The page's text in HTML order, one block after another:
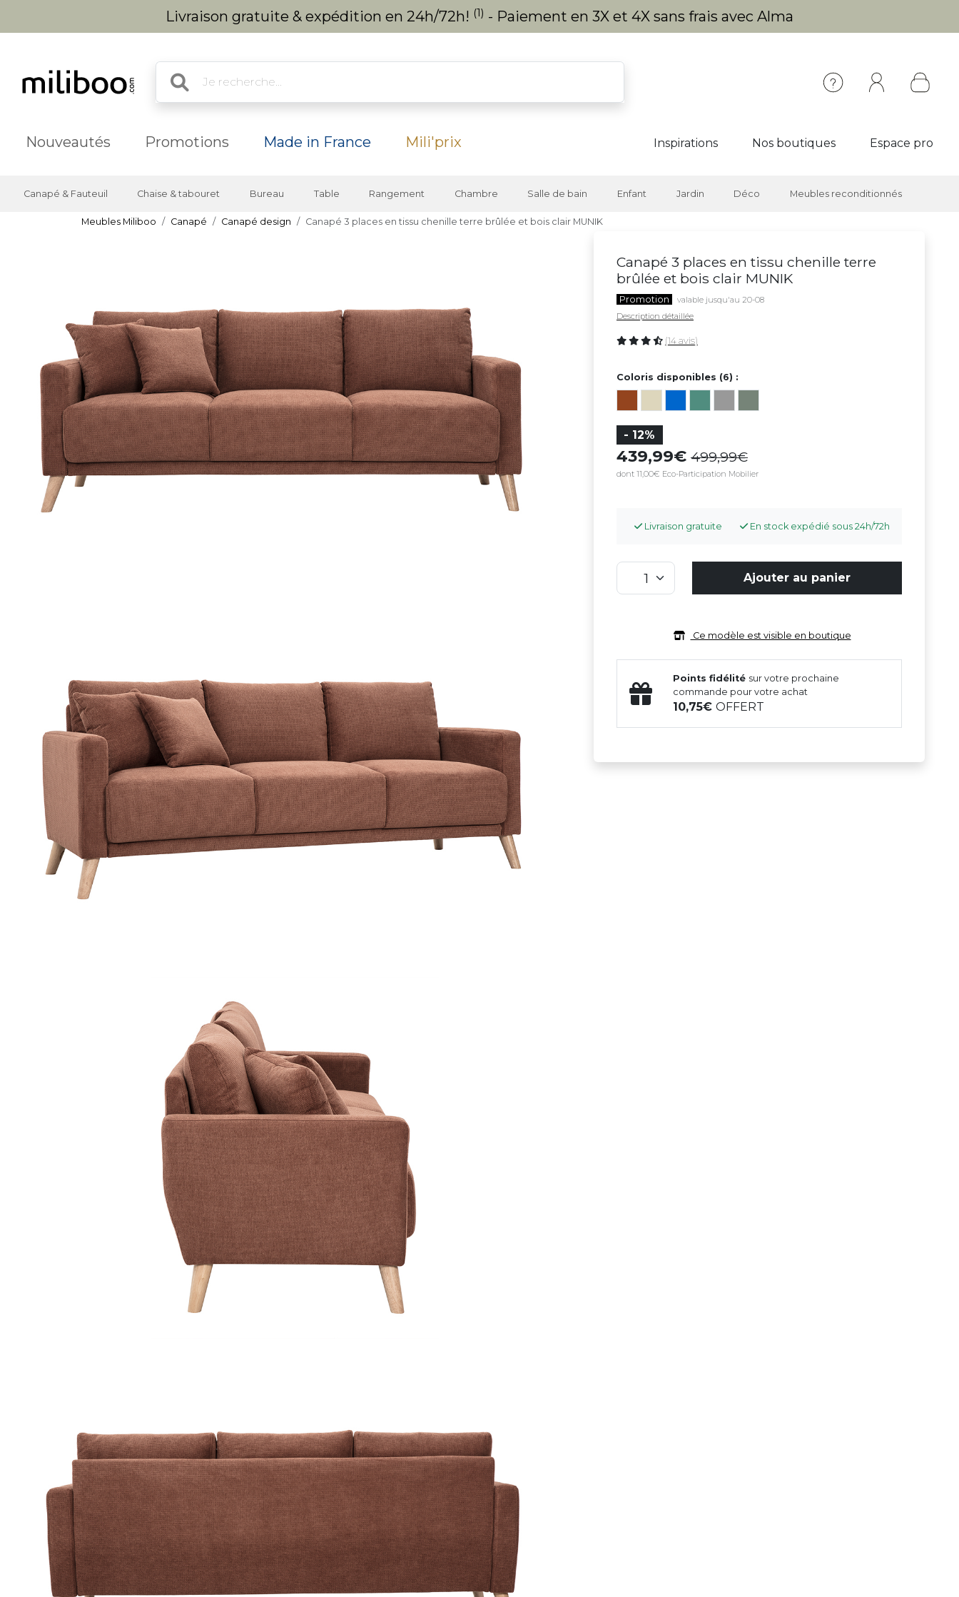
Livraison gratuite & expédition en 24h/72h! (1) - Paiement en 3X et 4X sans frais avec Alma
Nouveautés Promotions Made in France Mili'prix Inspirations Nos boutiques Espace pro
Canapé & Fauteuil Chaise & tabouret Bureau Table Rangement Chambre Salle de bain Enfant Jardin Déco Meubles reconditionnés
Meubles Miliboo Canapé Canapé design Canapé 3 places en tissu chenille terre brûlée et bois clair MUNIK
Canapé 3 places en tissu chenille terre
brûlée et bois clair MUNIK
Promotion
valable jusqu'au 20-08
Description détaillée
(14 avis)
Coloris disponibles (6) :
- 12%
439,99 499,99
dont 11,00€ Eco-Participation Mobilier
Livraison gratuite En stock expédié sous 24h/72h
Ajouter au panier
Ce modèle est visible en boutique
Points fidélité sur votre prochaine
commande pour votre achat
10,75OFFERT